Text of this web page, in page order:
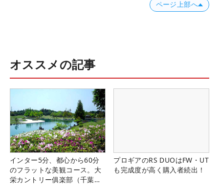
ページ上部へ
オススメの記事
インター5分、都心から60分
のフラットな美観コース。大
栄カントリー俱楽部（千葉
プロギアのRS DUOはFW・UT
も完成度が高く購入者続出！